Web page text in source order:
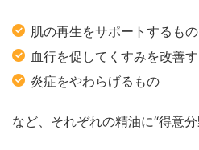
肌の再生をサポートするもの
血行を促してくすみを改善
炎症をやわらげるもの
など、それぞれの精油に“得意分